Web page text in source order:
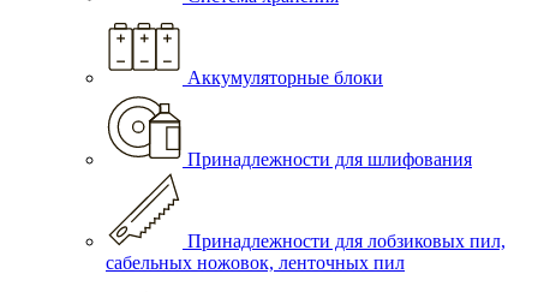
Аккумуляторные блоки
Принадлежности для шлифования
Принадлежности для лобзиковых пил,
сабельных ножовок, ленточных пил